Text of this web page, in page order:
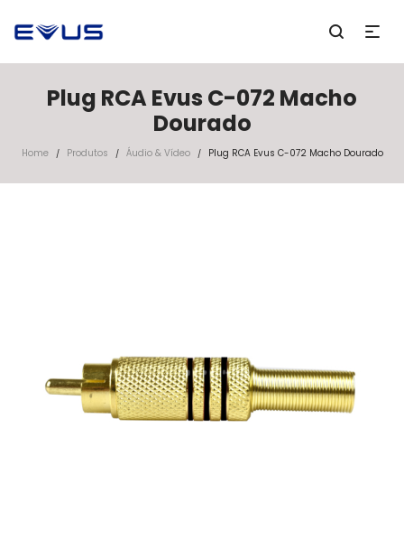
Plug RCA Evus C-072 Macho
Dourado
Home / Produtos / Áudio & Vídeo / Plug RCA Evus C-072 Macho Dourado